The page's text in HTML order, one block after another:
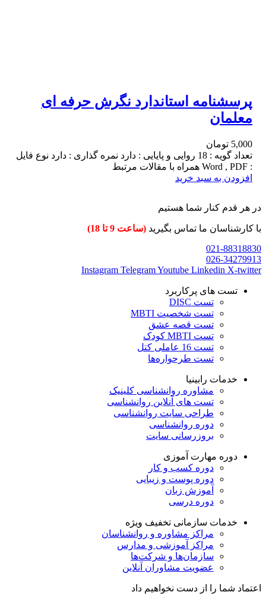
پرسشنامه استاندارد نگرش حرفه ای
معلمان
5,000 تومان
تعداد گویه : 18 روایی و پایایی : دارد نمره گذاری : دارد نوع فایل
: Word , PDF همراه با مقالات مرتبط
افزودن به سبد خرید
در هر قدم کنار شما هستیم
با کارشناسان ما تماس بگیرید (ساعت 9 تا 18)
021-88318830
026-34279913
Instagram TelegramYoutube Linkedin X-twitter
تست های پرکاربرد
تست DISC
تست شخصیت MBTI
تست قصه عشق
تست MBTI کودک
تست 16 عاملی کتل
تست طرحواره‌ها
خدمات رابینیا
مشاوره روانشناسی کلینیک
تست های آنلاین روانشناسی
طراحی سایت روانشناسی
دوره روانشناسی
بروزرسانی سایت
دوره مهارت آموزی
دوره کسب و کار
دوره پوست و زیبایی
آموزش زبان
دوره درسی
خدمات سازمانی تخفیف ویژه
مراکز مشاوره و روانشناسان
مراکز آموزشی و مدارس
سازمان‌ها و شرکت‌ها
عضویت مشاوران آنلاین
اعتماد شما را از دست نخواهیم داد